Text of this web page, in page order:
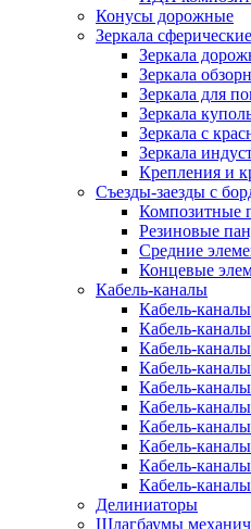
Конусы дорожные
Зеркала сферические
Зеркала
Зеркала
Зеркала для
Зеркала
Зеркала с
Зеркала
Крепления и
Съезды-заезды с
Композитные
Резиновые
Средние
Концевые
Кабель-каналы
Кабель-
Кабель-
Кабель-
Кабель-
Кабель-
Кабель-
Кабель-
Кабель-
Кабель-
Кабель-
Делиниаторы
Шлагбаумы